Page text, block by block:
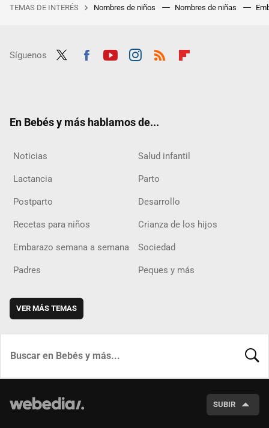
TEMAS DE INTERÉS Nombres de niños Nombres de niñas
Síguenos
En Bebés y más hablamos de...
Noticias Salud infantil
Lactancia Parto
Postparto Desarrollo
Recetas para niños Crianza de los hijos
Embarazo semana a semana Sociedad
Padres Peques y más
VER MÁS TEMAS
SUBIR